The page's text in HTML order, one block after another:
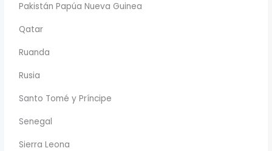
Pakistán Papúa Nueva Guinea
Qatar
Ruanda
Rusia
Santo Tomé y Príncipe
Senegal
Sierra Leona